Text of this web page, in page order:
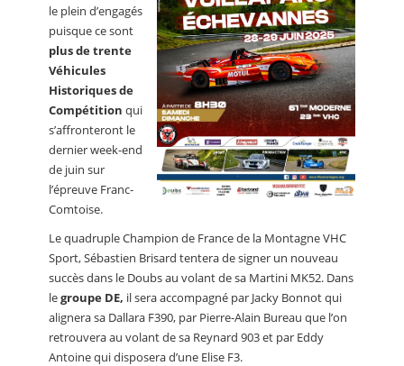
le plein d’engagés
puisque ce sont
plus de trente
Véhicules
Historiques de
Compétition qui
s’affronteront le
dernier week-end
de juin sur
l’épreuve Franc-
Comtoise.
Le quadruple Champion de France de la Montagne VHC
Sport, Sébastien Brisard tentera de signer un nouveau
succès dans le Doubs au volant de sa Martini MK52. Dans
legroupe DE, il sera accompagné par Jacky Bonnot qui
alignera sa Dallara F390, par Pierre-Alain Bureau que l’on
retrouvera au volant de sa Reynard 903 et par Eddy
Antoine qui disposera d’une Elise F3.